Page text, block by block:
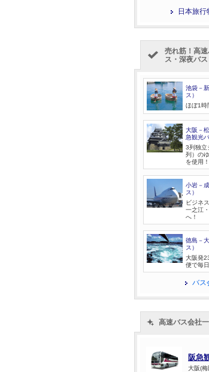
日本旅行
売れ筋！高
ス・深夜バス
池袋－
ス）
ほぼ1時
大阪－
急観光バ
3列独立
列）の
を使用！
小岩－
ス）
ビジネ
一之江
へ！
徳島－
ス）
大阪発
便で毎
バス
高速バス会社
阪急
大阪(